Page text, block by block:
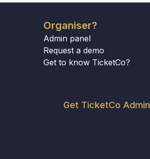
Organiser?
Admin panel
Request a demo
Get to know TicketCo?
Get TicketCo Admin